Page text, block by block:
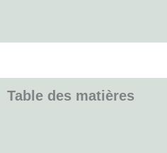
Table des matières